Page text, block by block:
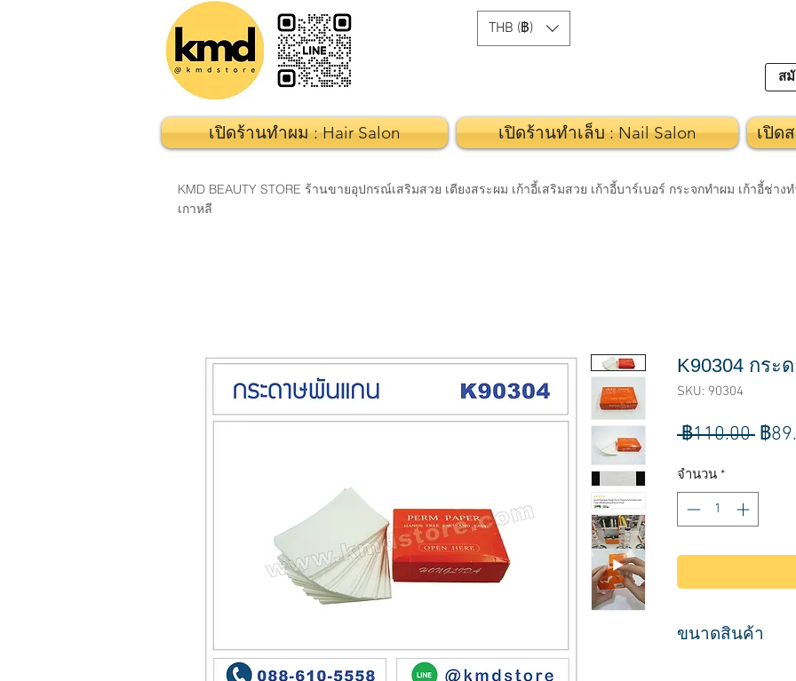
THB (฿)
ส
เปิดร้านทำผม : Hair Salon เปิดร้านทำเล็บ : Nail Salon เปิด
KMD BEAUTY STORE ร้านขายอุปกรณ์เสริมสวย เตียงสระผม เก้าอี้เสริมสวย เก้าอี้บาร์เบอร์ กระจกทำผม เก้าอี้ช่
เกาหลี
K90304 กระ
SKU: 90304
฿110.00 ราค
฿
จำนวน *
ขนาดสินค้า